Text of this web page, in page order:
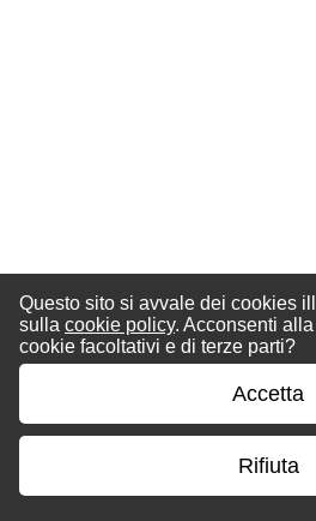
Questo sito si avvale dei cookies
sulla cookie policy. Acconsenti
cookie facoltativi e di terze parti?
Accetta
Rifiuta